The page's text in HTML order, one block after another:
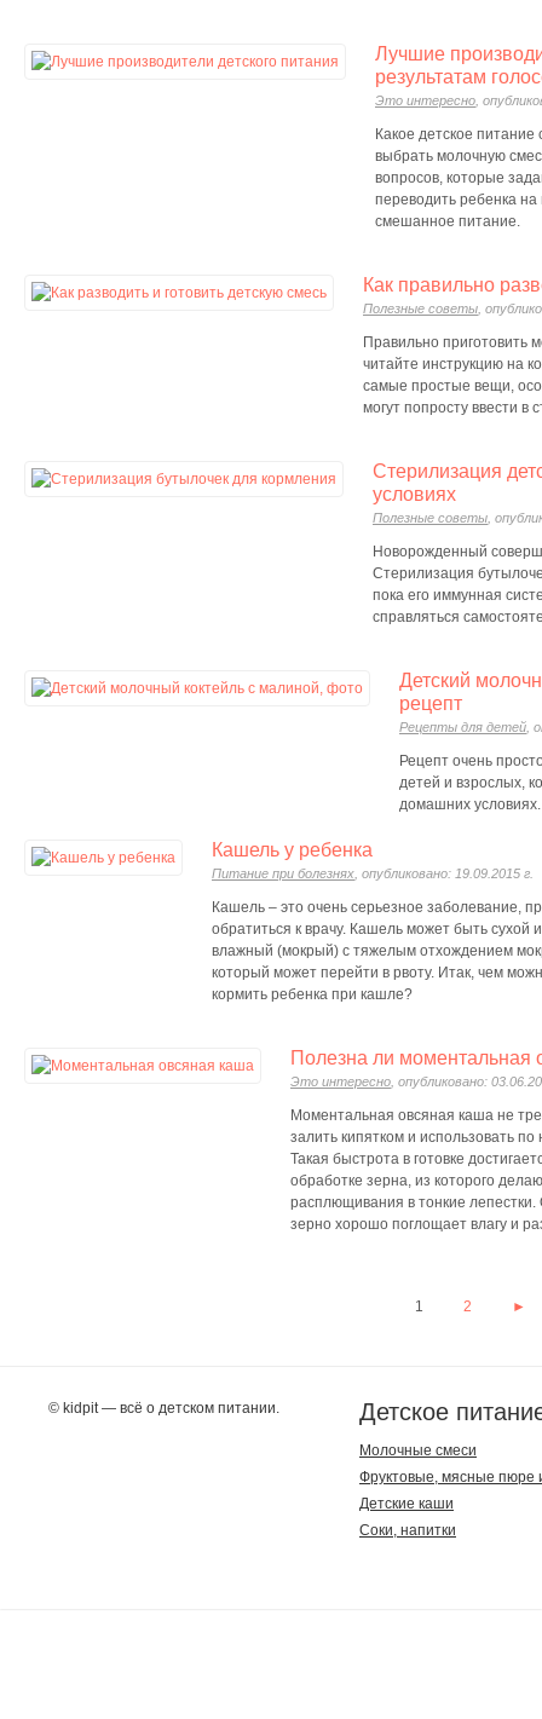
Лучшие
результатам
Это интересно ,
Какое детское
выбрать молочную
вопросов, которые
переводить ребенка на
смешанное питание.
Как правильно
Полезные советы ,
Правильно приготовить
читайте инструкцию на
самые простые вещи,
могут попросту ввести в
Стерилизация
условиях
Полезные советы ,
Новорожденный
Стерилизация
пока его иммунная
справляться
Детский
рецепт
Рецепты для детей ,
Рецепт очень
детей и взрослых,
домашних условиях.
Кашель у ребенка
Питание при болезнях , опубликовано: 19.09.2015 г.
Кашель – это очень серьезное заболевание,
обратиться к врачу. Кашель может быть
влажный (мокрый) с тяжелым отхождением
который может перейти в рвоту. Итак, чем
кормить ребенка при кашле?
Полезна ли моментальная
Это интересно , опубликовано:
Моментальная овсяная каша не
залить кипятком и использовать
Такая быстрота в готовке
обработке зерна, из которого
расплющивания в тонкие
зерно хорошо поглощает влагу и
1 2 ►
© kidpit — всё о детском питании. Детское
Молочные смеси
Фруктовые, мясные пюре
Детские каши
Соки, напитки